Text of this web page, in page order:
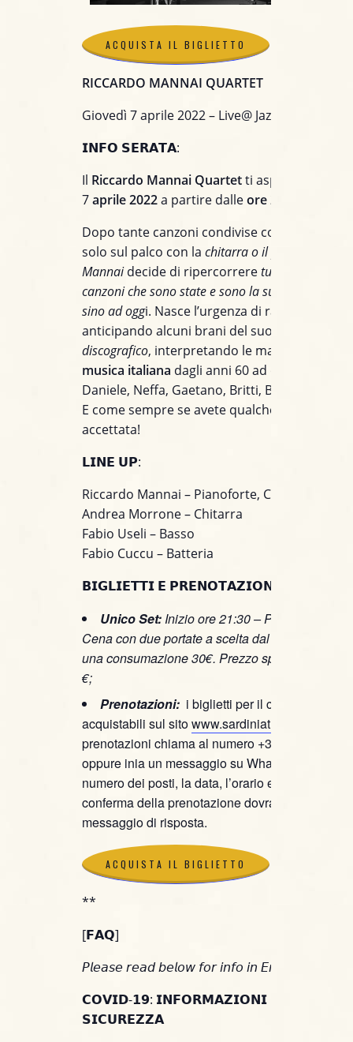
ACQUISTA IL BIGLIETTO
ACQUISTA IL BIGLIETTO
RICCARDO MANNAI QUARTET
Giovedì 7 aprile 2022 – Live@ Jazzino (CA)
𝗜𝗡𝗙𝗢 𝗦𝗘𝗥𝗔𝗧𝗔:
Il Riccardo Mannai Quartetti aspetta al
7aprile 2022a partire dalleore 21:30
Dopo tante canzoni condivise con il pubblico
solo sul palco con la chitarra o il pianoforte
Mannaidecide di ripercorreretutte le tappe e
canzoni che sono state e sono la sua “musa
sino ad oggi. Nasce l’urgenza di raccontarsi
anticipando alcuni brani del suo
discografico, interpretando le maggiori
musica italiana dagli anni 60 ad oggi (Battisti,
Daniele, Neffa, Gaetano, Britti, Bersani e
E come sempre se avete qualche richiesta è
accettata!
𝗟𝗜𝗡𝗘 𝗨𝗣:
Riccardo Mannai – Pianoforte, Chitarra e
Andrea Morrone – Chitarra
Fabio Useli – Basso
Fabio Cuccu – Batteria
𝗕𝗜𝗚𝗟𝗜𝗘𝗧𝗧𝗜 𝗘 𝗣𝗥𝗘𝗡𝗢𝗧𝗔𝗭𝗜𝗢𝗡𝗜:
Unico Set: Inizio ore 21:30 – Prezzo
Cena con due portate a scelta dal menù alla
una consumazione 30€. Prezzo spettacolo +
€;
Prenotazioni: i biglietti per il concerto sono
acquistabili sul sitowww.sardiniaticket.com
prenotazioni chiama al numero +39 391
oppure inia un messaggio su WhatsApp
numero dei posti, la data, l’orario e il
conferma della prenotazione dovrai attendere il
messaggio di risposta.
ACQUISTA IL BIGLIETTO
**
[𝗙𝗔𝗤]
𝘗𝘭𝘦𝘢𝘴𝘦 𝘳𝘦𝘢𝘥 𝘣𝘦𝘭𝘰𝘸 𝘧𝘰𝘳 𝘪𝘯𝘧𝘰 𝘪𝘯 𝘌𝘯𝘨𝘭𝘪𝘴𝘩.
𝗖𝗢𝗩𝗜𝗗-𝟭𝟵: 𝗜𝗡𝗙𝗢𝗥𝗠𝗔𝗭𝗜𝗢𝗡𝗜 𝗣𝗘𝗥 𝗟𝗔 𝗧𝗨𝗔
𝗦𝗜𝗖𝗨𝗥𝗘𝗭𝗭𝗔